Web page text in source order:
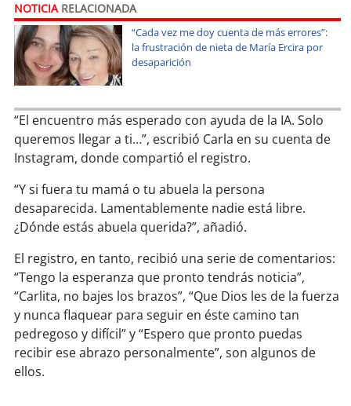
soyquillota
soysanantonio
soysancarlos
soyconcepción
soycoronel
soy arauco
soytemuco
soy
NOTICIARELACIONADA
“Cada vez me doy cuenta de más errores”:
la frustración de nieta de María Ercira por
desaparición
“El encuentro más esperado con ayuda de la IA. Solo
queremos llegar a ti…”, escribió Carla en su cuenta de
Instagram, donde compartió el registro.
“Y si fuera tu mamá o tu abuela la persona
desaparecida. Lamentablemente nadie está libre.
¿Dónde estás abuela querida?”, añadió.
El registro, en tanto, recibió una serie de comentarios:
“Tengo la esperanza que pronto tendrás noticia”,
“Carlita, no bajes los brazos”, “Que Dios les de la fuerza
y nunca flaquear para seguir en éste camino tan
pedregoso y difícil” y “Espero que pronto puedas
recibir ese abrazo personalmente”, son algunos de
ellos.